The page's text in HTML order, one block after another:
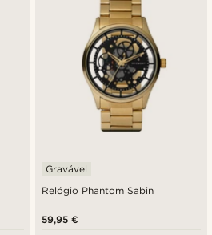
Relógio Phantom Sabin
Gravável
59,95 €